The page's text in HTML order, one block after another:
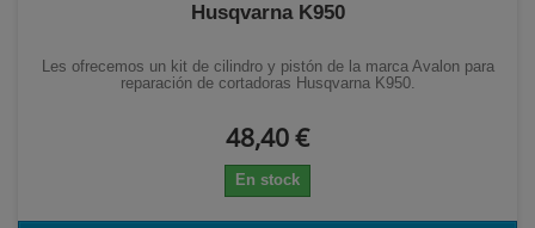
Husqvarna K950
Les ofrecemos un kit de cilindro y pistón de la marca Avalon para
reparación de cortadoras Husqvarna K950.
48,40 €
En stock